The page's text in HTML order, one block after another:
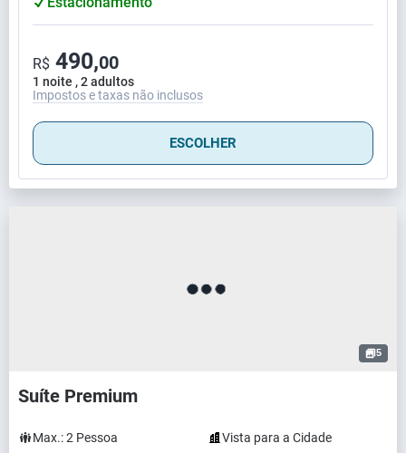
1 noite , 2 adultos
R$ 490,00
Impostos e taxas não inclusos
ESCOLHER
5
Suíte Premium
Max.:2 Pessoa
Vista para a Cidade